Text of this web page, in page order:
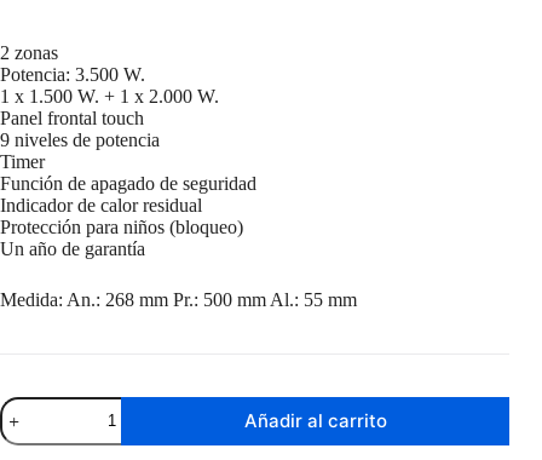
2 zonas
Potencia: 3.500 W.
1 x 1.500 W. + 1 x 2.000 W.
Panel frontal touch
9 niveles de potencia
Timer
Función de apagado de seguridad
Indicador de calor residual
Protección para niños (bloqueo)
Un año de garantía
Medida: An.: 268 mm Pr.: 500 mm Al.: 55 mm
Anafe
De
Empotrar
Añadir al carrito